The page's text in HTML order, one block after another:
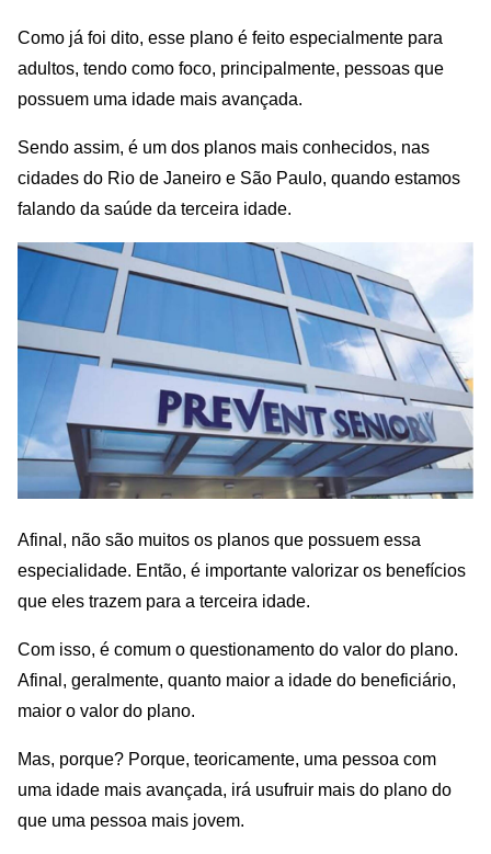
Como já foi dito, esse plano é feito especialmente para
adultos, tendo como foco, principalmente, pessoas que
possuem uma idade mais avançada.
Sendo assim, é um dos planos mais conhecidos, nas
cidades do Rio de Janeiro e São Paulo, quando estamos
falando da saúde da terceira idade.
Afinal, não são muitos os planos que possuem essa
especialidade. Então, é importante valorizar os benefícios
que eles trazem para a terceira idade.
Com isso, é comum o questionamento do valor do plano.
Afinal, geralmente, quanto maior a idade do beneficiário,
maior o valor do plano.
Mas, porque? Porque, teoricamente, uma pessoa com
uma idade mais avançada, irá usufruir mais do plano do
que uma pessoa mais jovem.